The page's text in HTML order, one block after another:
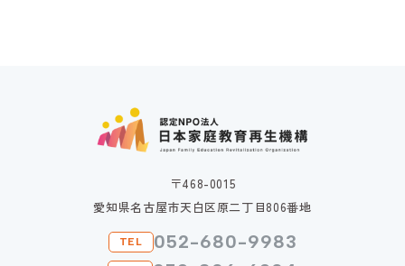
〒468-0015
愛知県名古屋市天白区原二丁目806番地
TEL 052-680-9983